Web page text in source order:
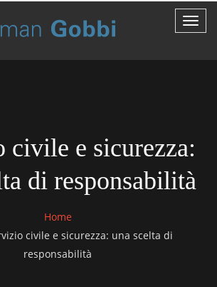
civile e sicurezza:
di responsabilità
Home
civile e sicurezza: una scelta di
responsabilità